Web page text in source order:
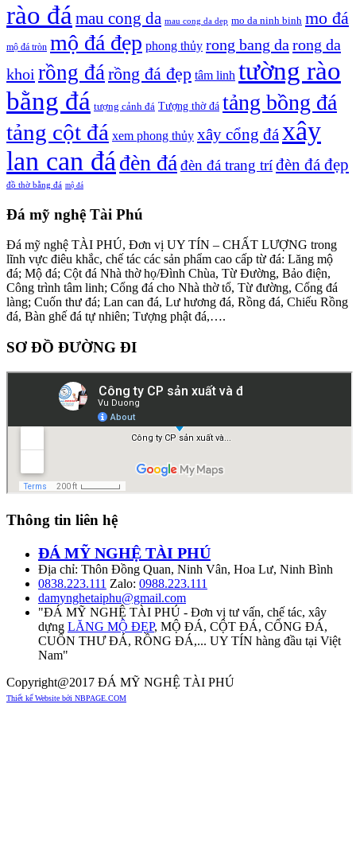
rào đá mau cong da mau cong da dep mo da ninh binh mo đá
mộ đá tròn mộ đá đẹp phong thủy rong bang da rong da
khoi rồng đá rồng đá đẹp tâm linh tường rào
bằng đá tượng cảnh đá Tượng thờ đá tảng bồng đá
tảng cột đá xem phong thủy xây cổng đá xây
lan can đá đèn đá đèn đá trang tríđèn đá đẹp
đồ thờ bằng đá mộ đá
Đá mỹ nghệ Tài Phú
Đá mỹ nghệ TÀI PHÚ, Đơn vị UY TÍN – CHẤT LƯỢNG trong
lĩnh vực điêu khắc, chế tác các sản phẩm cao cấp từ đá: Lăng mộ
đá; Mộ đá; Cột đá Nhà thờ họ/Đình Chùa, Từ Đường, Bảo điện,
Công trình tâm linh; Cổng đá cho Nhà thờ tổ, Từ đường, Cổng đá
làng; Cuốn thư đá; Lan can đá, Lư hương đá, Rồng đá, Chiếu Rồng
đá, Bàn ghế đá tự nhiên; Tượng phật đá,….
SƠ ĐỒ ĐƯỜNG ĐI
Thông tin liên hệ
ĐÁ MỸ NGHỆ TÀI PHÚ
Địa chỉ: Thôn Đồng Quan, Ninh Vân, Hoa Lư, Ninh Bình
0838.223.111 Zalo: 0988.223.111
damynghetaiphu@gmail.com
"ĐÁ MỸ NGHỆ TÀI PHÚ - Đơn vị tư vấn, chế tác, xây
dựng LĂNG MỘ ĐẸP, MỘ ĐÁ, CỘT ĐÁ, CỔNG ĐÁ,
CUỐN THƯ ĐÁ, RỒNG ĐÁ,... UY TÍN hàng đầu tại Việt
Nam"
Copyright@2017 ĐÁ MỸ NGHỆ TÀI PHÚ
Thiết kế Website bởi NBPAGE.COM